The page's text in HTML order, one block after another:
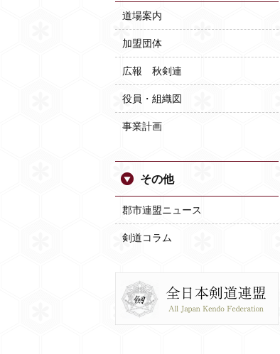
道場案内
加盟団体
広報 秋剣連
役員・組織図
事業計画
その他
郡市連盟ニュース
剣道コラム